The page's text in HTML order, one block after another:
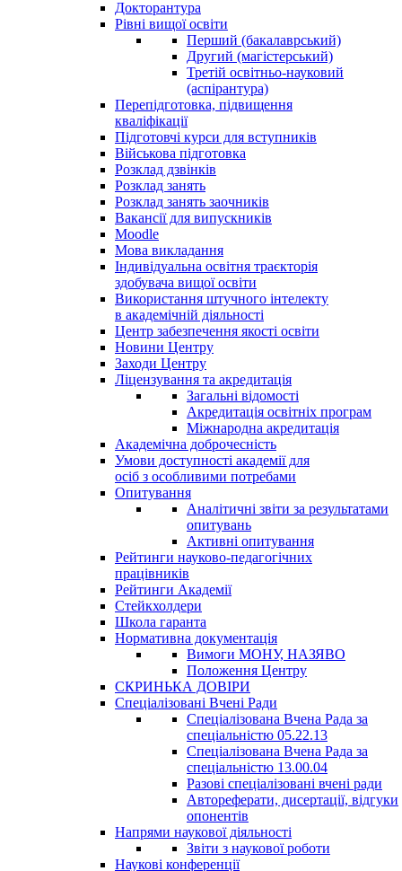
Докторантура
Рівні вищої освіти
Перший (бакалаврський)
Другий (магістерський)
Третій освітньо-науковий
(аспірантура)
Перепідготовка, підвищення
кваліфікації
Пiдготовчі курси для вступників
Військова підготовка
Розклад дзвінків
Розклад занять
Розклад занять заочників
Вакансії для випускників
Moodle
Мова викладання
Індивідуальна освітня траєкторія
здобувача вищої освіти
Використання штучного інтелекту
в академічній діяльності
Центр забезпечення якості освіти
Новини Центру
Заходи Центру
Ліцензування та акредитація
Загальні відомості
Акредитація освітніх програм
Міжнародна акредитація
Академічна доброчесність
Умови доступності академії для
осіб з особливими потребами
Опитування
Аналітичні звіти за результатами
опитувань
Активні опитування
Рейтинги науково-педагогічних
працівників
Рейтинги Академії
Стейкхолдери
Школа гаранта
Нормативна документація
Вимоги МОНУ, НАЗЯВО
Положення Центру
СКРИНЬКА ДОВІРИ
Спеціалізовані Вчені Ради
Спеціалізована Вчена Рада за
спеціальністю 05.22.13
Спеціалізована Вчена Рада за
спеціальністю 13.00.04
Разові спеціалізовані вчені ради
Автореферати, дисертації, відгуки
опонентів
Напрями наукової діяльності
Звіти з наукової роботи
Наукові конференції